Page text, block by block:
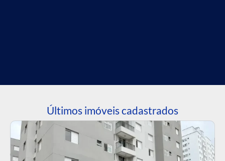
Últimos imóveis cadastrados